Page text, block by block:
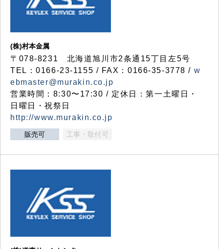
(株)村本金属
〒078-8231 北海道旭川市2条通15丁目左5号
TEL：0166-23-1155 / FAX：0166-35-3778 / w
ebmaster@murakin.co.jp
営業時間：8:30〜17:30 / 定休日：第一土曜日・
日曜日・祝祭日
http://www.murakin.co.jp
販売可 工事・取付可